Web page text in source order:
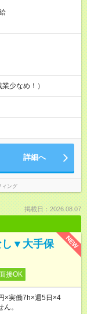
少なめ！）
詳細へ
ィング
掲載日：2026.08.07
NEW
し▼大手保
接OK
×実働7h×週5日×4
。